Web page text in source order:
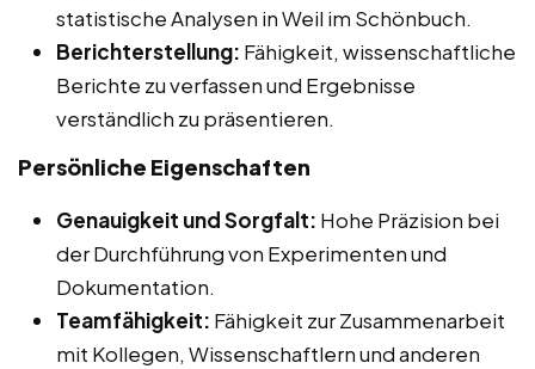
statistische Analysen in Weil im Schönbuch.
Berichterstellung: Fähigkeit, wissenschaftliche
Berichte zu verfassen und Ergebnisse
verständlich zu präsentieren.
Persönliche Eigenschaften
Genauigkeit und Sorgfalt: Hohe Präzision bei
der Durchführung von Experimenten und
Dokumentation.
Teamfähigkeit: Fähigkeit zur Zusammenarbeit
mit Kollegen, Wissenschaftlern und anderen